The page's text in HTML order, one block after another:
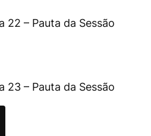
22 – Pauta da Sessão
23 – Pauta da Sessão